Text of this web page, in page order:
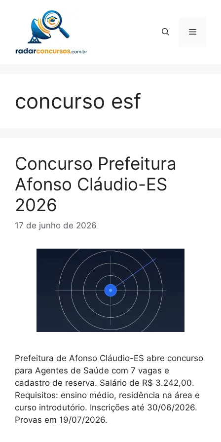
conteúdo
Menu
concurso esf
Concurso Prefeitura
Afonso Cláudio-ES
2026
17 de junho de 2026
Prefeitura de Afonso Cláudio-ES abre concurso
para Agentes de Saúde com 7 vagas e
cadastro de reserva. Salário de R$ 3.242,00.
Requisitos: ensino médio, residência na área e
curso introdutório. Inscrições até 30/06/2026.
Provas em 19/07/2026.